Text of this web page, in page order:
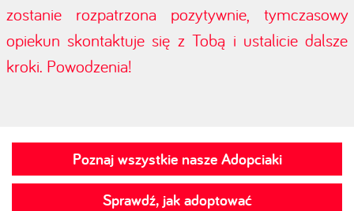
zostanie rozpatrzona pozytywnie, tymczasowy
opiekun skontaktuje się z Tobą i ustalicie dalsze
kroki. Powodzenia!
Poznaj wszystkie nasze Adopciaki
Sprawdź, jak adoptować